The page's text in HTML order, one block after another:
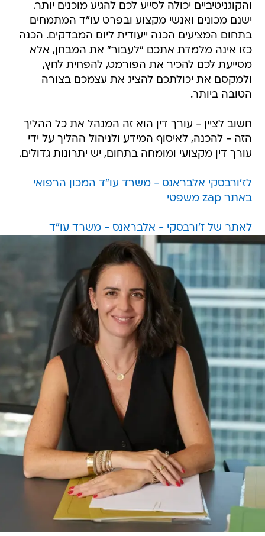
והקוגניטיביים יכולה לסייע לכם להגיע מוכנים יותר.
ישנם מכונים ואנשי מקצוע ובפרט עו"ד המתמחים
בתחום המציעים הכנה ייעודית ליום המבדקים. הכנה
כזו אינה מלמדת אתכם "לעבור" את המבחן, אלא
מסייעת לכם להכיר את הפורמט, להפחית לחץ,
ולמקסם את יכולתכם להציג את עצמכם בצורה
הטובה ביותר.
חשוב לציין - עורך דין הוא זה המנהל את כל ההליך
הזה - להכנה, לאיסוף המידע ולניהול ההליך על ידי
עורך דין מקצועי ומומחה בתחום, יש יתרונות גדולים.
לז'ורבסקי אלבראנס - משרד עו"ד המכון הרפואי
באתר zap משפטי
לאתר של ז'ורבסקי - אלבראנס - משרד עו"ד